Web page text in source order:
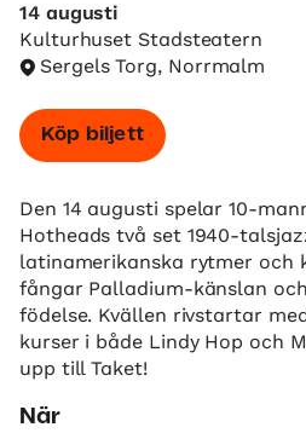
14 augusti
Kulturhuset Stadsteatern
Sergels Torg, Norrmalm
Köp biljett
Den 14 augusti spelar 10-
Hotheads två set 1940-
latinamerikanska rytmer och
fångar Palladium-känslan
födelse. Kvällen rivstartar
kurser i både Lindy Hop och
upp till Taket!
När